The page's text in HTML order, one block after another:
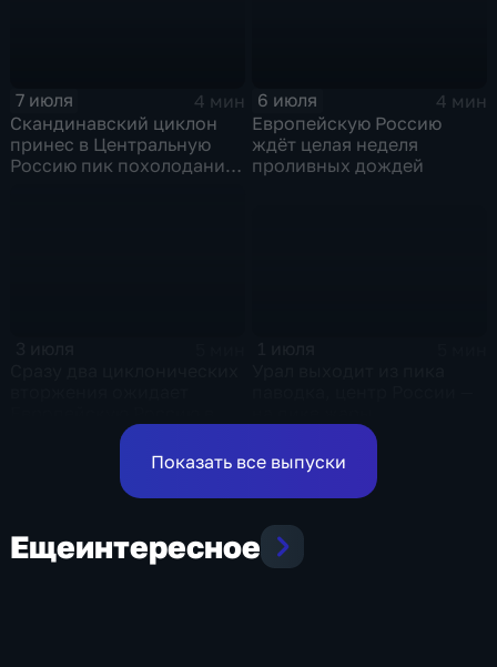
7 июля
4 мин
Скандинавский циклон
принес в Центральную
Россию пик похолодания
6 июля
4 мин
Европейскую Россию
ждёт целая неделя
проливных дождей
оставшиеся дни недели
Показать все выпуски
Ещеинтересное